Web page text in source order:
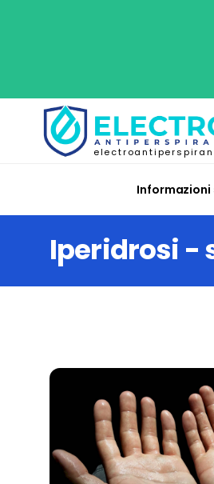
Informazioni
Iperidrosi -